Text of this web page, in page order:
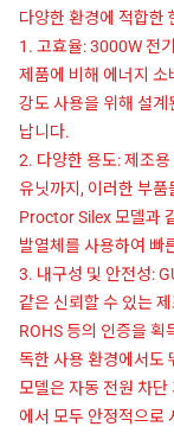
다양한 환경에 적합한
1. 고효율: 3000W 전
제품에 비해 에너지
강도 사용을 위해 설
납니다.
2. 다양한 용도: 제조
유닛까지, 이러한 부
Proctor Silex 모델과
발열체를 사용하여 빠
3. 내구성 및 안전성:
같은 신뢰할 수 있는
ROHS 등의 인증을 획
독한 사용 환경에서도
모델은 자동 전원 차단
에서 모두 안정적으로